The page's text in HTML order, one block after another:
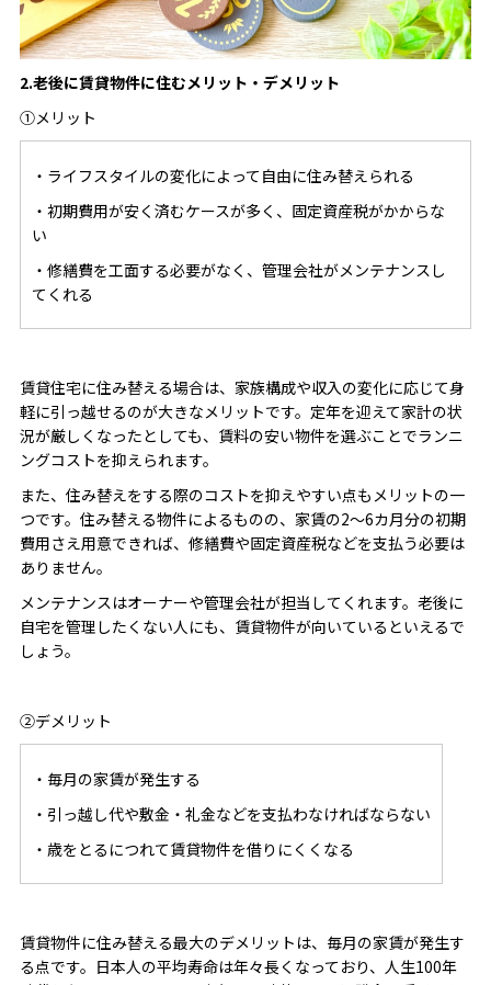
2.老後に賃貸物件に住むメリット・デメリット
①メリット
・ライフスタイルの変化によって自由に住み替えられる
・初期費用が安く済むケースが多く、固定資産税がかからな
い
・修繕費を工面する必要がなく、管理会社がメンテナンスし
てくれる
賃貸住宅に住み替える場合は、家族構成や収入の変化に応じて身
軽に引っ越せるのが大きなメリットです。定年を迎えて家計の状
況が厳しくなったとしても、賃料の安い物件を選ぶことでランニ
ングコストを抑えられます。
また、住み替えをする際のコストを抑えやすい点もメリットの一
つです。住み替える物件によるものの、家賃の2〜6カ月分の初期
費用さえ用意できれば、修繕費や固定資産税などを支払う必要は
ありません。
メンテナンスはオーナーや管理会社が担当してくれます。老後に
自宅を管理したくない人にも、賃貸物件が向いているといえるで
しょう。
②デメリット
・毎月の家賃が発生する
・引っ越し代や敷金・礼金などを支払わなければならない
・歳をとるにつれて賃貸物件を借りにくくなる
賃貸物件に住み替える最大のデメリットは、毎月の家賃が発生す
る点です。日本人の平均寿命は年々長くなっており、人生100年